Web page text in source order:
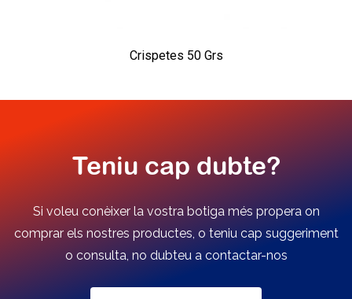
Crispetes 50 Grs
Teniu cap dubte?
Si voleu conèixer la vostra botiga més propera on
comprar els nostres productes, o teniu cap suggeriment
o consulta, no dubteu a contactar-nos